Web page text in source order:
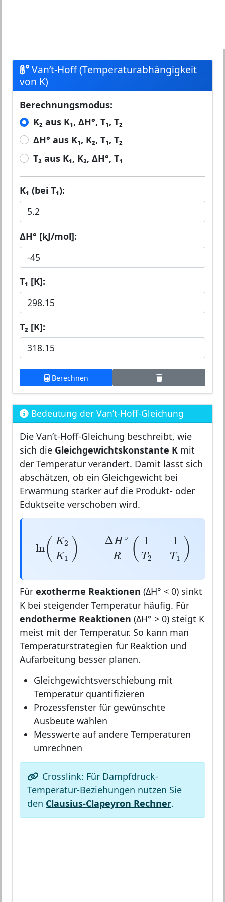
Van’t-Hoff (Temperaturabhängigkeit
von K)
Berechnungsmodus:
K₂ aus K₁, ΔH°, T₁, T₂
ΔH° aus K₁, K₂, T₁, T₂
T₂ aus K₁, K₂, ΔH°, T₁
K₁ (bei T₁):
ΔH° [kJ/mol]:
T₁ [K]:
T₂ [K]:
Berechnen
Bedeutung der Van’t-Hoff-Gleichung
Die Van’t-Hoff-Gleichung beschreibt, wie
sich die Gleichgewichtskonstante K mit
der Temperatur verändert. Damit lässt sich
abschätzen, ob ein Gleichgewicht bei
Erwärmung stärker auf die Produkt- oder
Eduktseite verschoben wird.
ln( K2
K1 ) = −
ΔH ∘
R ( 1
T2
−
1
T1 )
ln (K 2K ΔH∘R 1 T2 1
Für exotherme Reaktionen (ΔH° < 0) sinkt
K bei steigender Temperatur häufig. Für
endotherme Reaktionen (ΔH° > 0) steigt K
meist mit der Temperatur. So kann man
Temperaturstrategien für Reaktion und
Aufarbeitung besser planen.
Gleichgewichtsverschiebung mit
Temperatur quantifizieren
Prozessfenster für gewünschte
Ausbeute wählen
Messwerte auf andere Temperaturen
umrechnen
Crosslink: Für Dampfdruck-
Temperatur-Beziehungen nutzen Sie
den Clausius-Clapeyron Rechner.